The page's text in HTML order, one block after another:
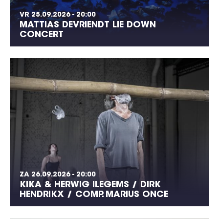
VR 25.09.2026 - 20:00
MATTIAS DEVRIENDT LIE DOWN
CONCERT
ZA 26.09.2026 - 20:00
KIKA & HERWIG ILEGEMS / DIRK
HENDRIKX / COMP. MARIUS ONCE